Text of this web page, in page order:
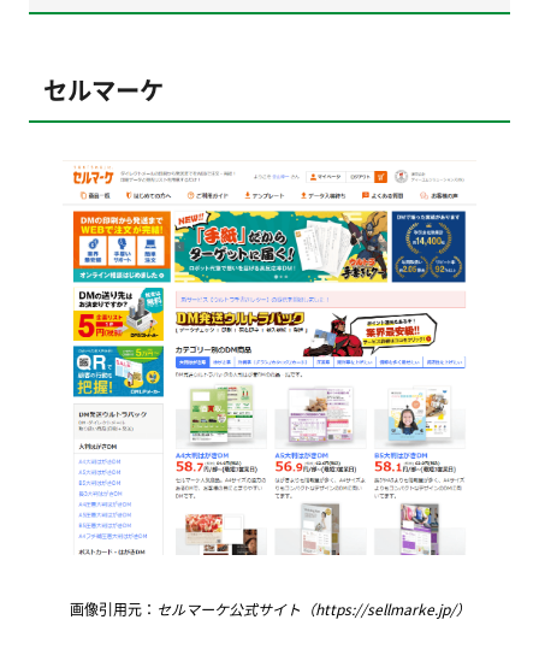
セルマーケ
画像引用元： セルマーケ公式サイト（https://sellmarke.jp/）